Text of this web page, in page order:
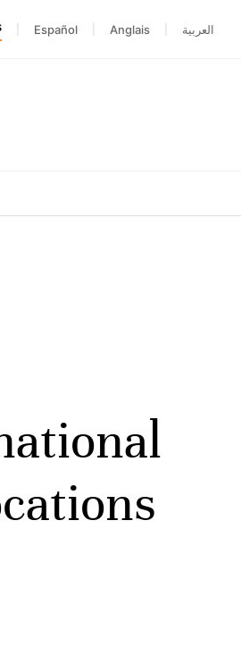
Español Anglais العربية